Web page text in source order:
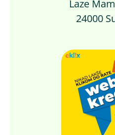
Laze
24000